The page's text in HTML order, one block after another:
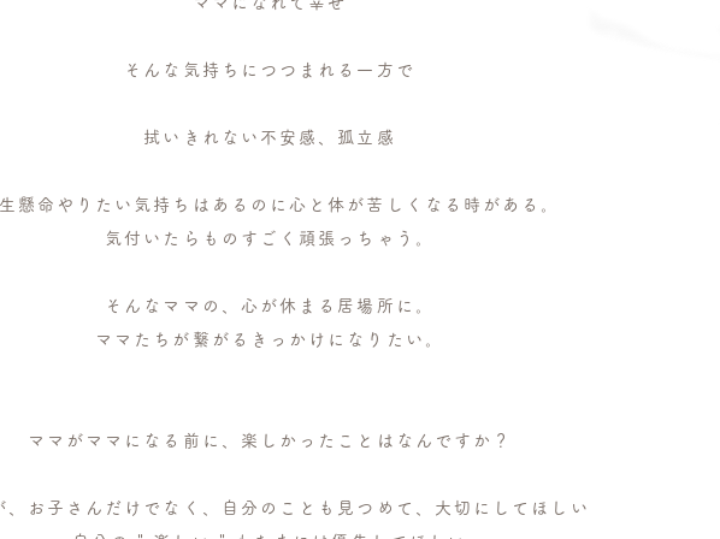
そんな気持ちにつつまれる一方で
拭いきれない不安感、孤立感
懸命やりたい気持ちはあるのに心と体が苦しくなる時がある。
気付いたらものすごく頑張っちゃう。
そんなママの、心が休まる居場所に。
ママたちが繋がるきっかけになりたい。​
ママがママになる前に、楽しかったことはなんですか？
、お子さんだけでなく、自分のことも見つめて、大切にしてほしい